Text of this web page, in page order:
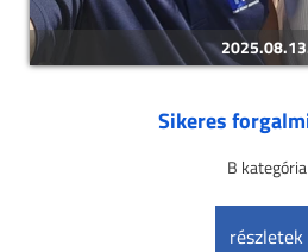
Sikeres
B kategória
részletek